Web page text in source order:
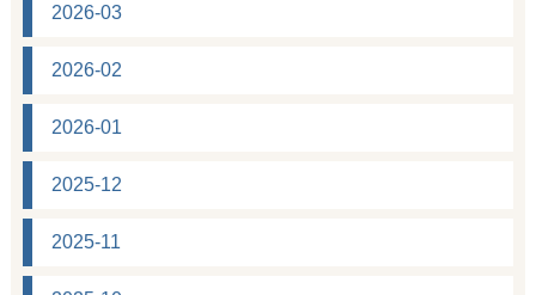
2026-03
2026-02
2026-01
2025-12
2025-11